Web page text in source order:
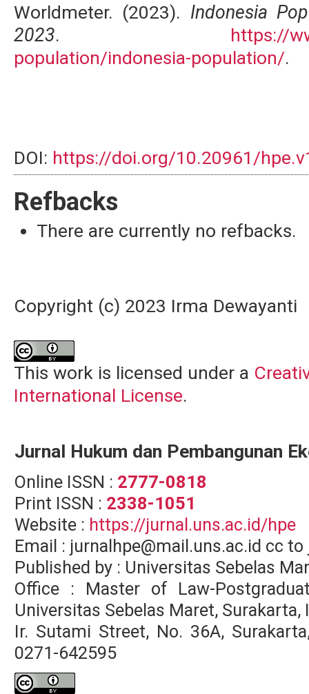
Worldmeter. (2023). Indonesia
2023. https://
population/indonesia-population/.
DOI: https://doi.org/10.20961/
Refbacks
There are currently no refbacks.
Copyright (c) 2023 Irma Dewayanti
This work is licensed under a
International License.
Jurnal Hukum dan Pembangunan
Online ISSN : 2777-0818
Print ISSN : 2338-1051
Website : https://jurnal.uns.ac.id/hpe
Email : jurnalhpe@mail.uns.ac.id cc
Published by : Universitas Sebelas
Office : Master of Law-
Universitas Sebelas Maret, Surakarta,
Ir. Sutami Street, No. 36A,
0271-642595